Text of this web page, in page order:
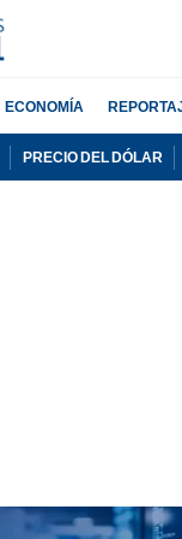
ECONOMÍA
PRECIO DEL DÓLAR